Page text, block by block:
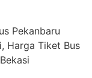
Pekanbaru
Harga Tiket Bus